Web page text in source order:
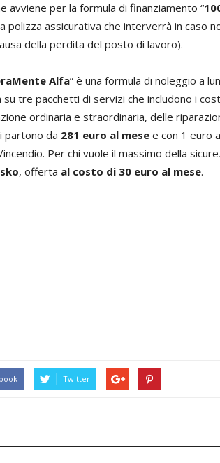
avviene per la formula di finanziamento “
polizza assicurativa che interverrà in caso
della perdita del posto di lavoro).
Alfa” è una formula di noleggio a
tre pacchetti di servizi che includono i
ordinaria e straordinaria, delle
partono da 281 euro al mese e con 1 euro
Per chi vuole il massimo della
, offerta al costo di 30 euro al mese.
Twitter